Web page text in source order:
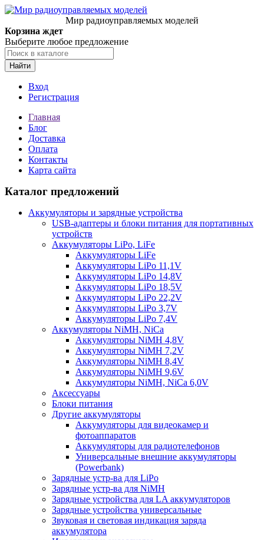
Мир радиоуправляемых моделей
Корзина ждет
Выберите любое предложение
Найти
Вход
Регистрация
Главная
Блог
Доставка
Оплата
Контакты
Карта сайта
Каталог предложений
Аккумуляторы и зарядные устройства
USB-адаптеры и блоки питания для портативных
устройств
Аккумуляторы LiPo, LiFe
Аккумуляторы LiFe
Аккумуляторы LiPo 11,1V
Аккумуляторы LiPo 14,8V
Аккумуляторы LiPo 18,5V
Аккумуляторы LiPo 22,2V
Аккумуляторы LiPo 3,7V
Аккумуляторы LiPo 7,4V
Аккумуляторы NiMH, NiCa
Аккумуляторы NiMH 4,8V
Аккумуляторы NiMH 7,2V
Аккумуляторы NiMH 8,4V
Аккумуляторы NiMH 9,6V
Аккумуляторы NiMH, NiCa 6,0V
Аксессуары
Блоки питания
Другие аккумуляторы
Аккумуляторы для видеокамер и
фотоаппаратов
Аккумуляторы для радиотелефонов
Универсальные внешние аккумуляторы
(Powerbank)
Зарядные устр-ва для LiPo
Зарядные устр-ва для NiMH
Зарядные устройства для LA аккумуляторов
Зарядные устройства универсальные
Звуковая и световая индикация заряда
аккумулятора